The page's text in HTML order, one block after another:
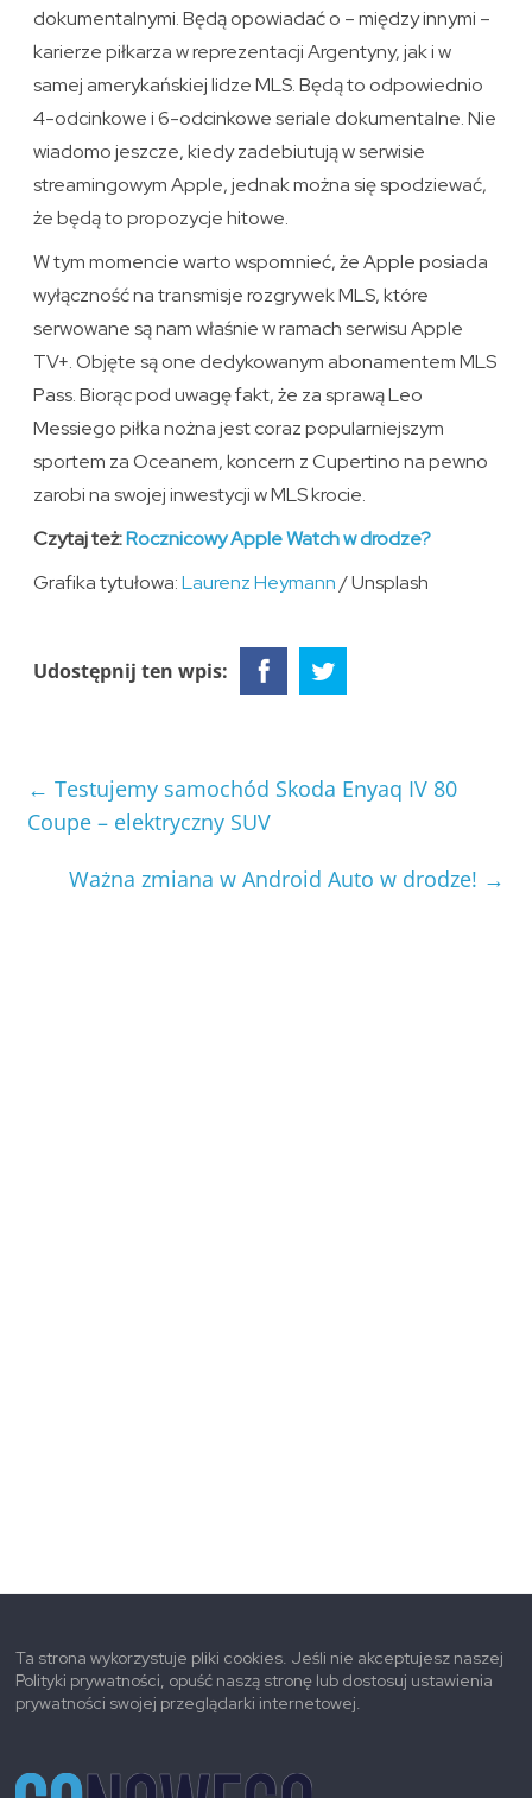
dokumentalnymi. Będą opowiadać o – między innymi –
karierze piłkarza w reprezentacji Argentyny, jak i w
samej amerykańskiej lidze MLS. Będą to odpowiednio
4-odcinkowe i 6-odcinkowe seriale dokumentalne. Nie
wiadomo jeszcze, kiedy zadebiutują w serwisie
streamingowym Apple, jednak można się spodziewać,
że będą to propozycje hitowe.
W tym momencie warto wspomnieć, że Apple posiada
wyłączność na transmisje rozgrywek MLS, które
serwowane są nam właśnie w ramach serwisu Apple
TV+. Objęte są one dedykowanym abonamentem MLS
Pass. Biorąc pod uwagę fakt, że za sprawą Leo
Messiego piłka nożna jest coraz popularniejszym
sportem za Oceanem, koncern z Cupertino na pewno
zarobi na swojej inwestycji w MLS krocie.
Czytaj też:Rocznicowy Apple Watch w drodze?
Grafika tytułowa:Laurenz Heymann/ Unsplash
Udostępnij ten wpis:
← Testujemy samochód Skoda Enyaq IV 80
Coupe – elektryczny SUV
Ważna zmiana w Android Auto w drodze! →
Ta strona wykorzystuje pliki cookies. Jeśli nie akceptujesz naszej
Polityki prywatności, opuść naszą stronę lub dostosuj ustawienia
prywatności swojej przeglądarki internetowej.